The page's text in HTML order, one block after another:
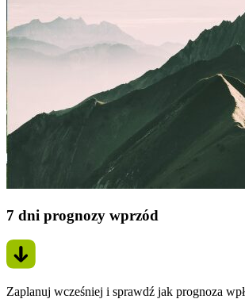
7 dni prognozy wprzód
Zaplanuj wcześniej i sprawdź jak prognoza